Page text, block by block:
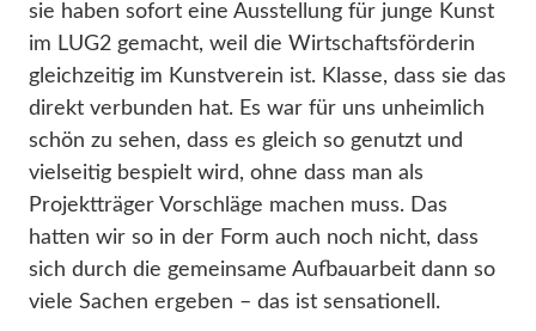
sie haben sofort eine Ausstellung für junge Kunst
im LUG2 gemacht, weil die Wirtschaftsförderin
gleichzeitig im Kunstverein ist. Klasse, dass sie das
direkt verbunden hat. Es war für uns unheimlich
schön zu sehen, dass es gleich so genutzt und
vielseitig bespielt wird, ohne dass man als
Projektträger Vorschläge machen muss. Das
hatten wir so in der Form auch noch nicht, dass
sich durch die gemeinsame Aufbauarbeit dann so
viele Sachen ergeben – das ist sensationell.